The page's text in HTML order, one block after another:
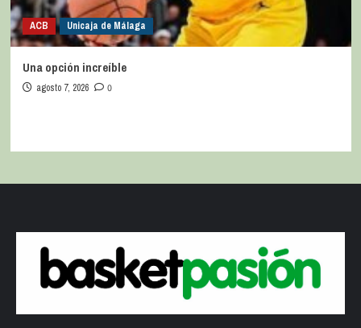
ACB Unicaja de Málaga
Una opción increíble
agosto 7, 2026 0